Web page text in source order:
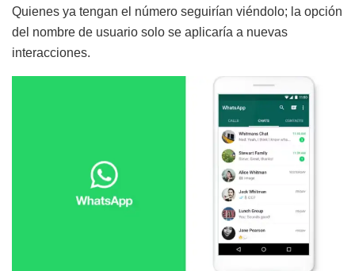
Quienes ya tengan el número seguirían viéndolo; la opción
del nombre de usuario solo se aplicaría a nuevas
interacciones.